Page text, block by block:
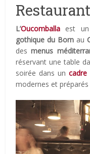
L’Oucomballa est
gothique du Born au
desmenus
réservant une table
soirée dans uncadre
modernes et